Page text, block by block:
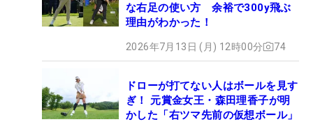
な右足の使い方 余裕で300y飛ぶ
理由がわかった！
2026年7月13日 (月) 12時00分 74
ドローが打てない人はボールを見す
ぎ！ 元賞金女王・森田理香子が明
かした「右ツマ先前の仮想ボール」